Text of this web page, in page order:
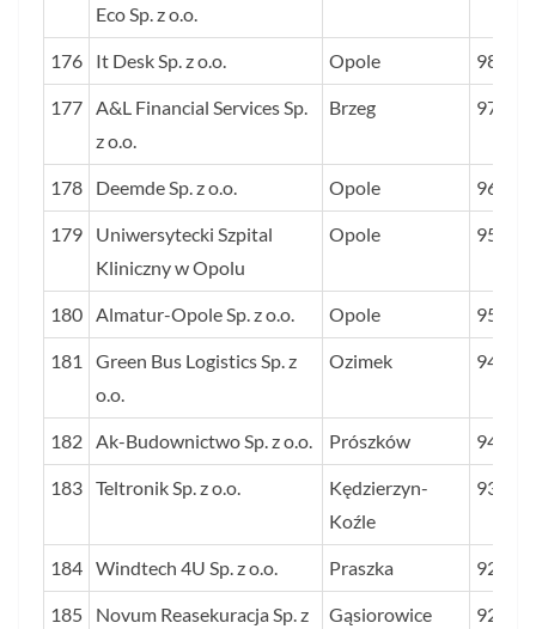
Eco Sp. z o.o.
176 It Desk Sp. z o.o. Opole 98
177
A&L Financial Services Sp.
z o.o.
Brzeg 97
178 Deemde Sp. z o.o. Opole 96
179
Uniwersytecki Szpital
Kliniczny w Opolu
Opole 95
180 Almatur-Opole Sp. z o.o. Opole 95
181
Green Bus Logistics Sp. z
o.o.
Ozimek 94
182 Ak-Budownictwo Sp. z o.o. Prószków 94
183 Teltronik Sp. z o.o.
Kędzierzyn-
Koźle
93
184 Windtech 4U Sp. z o.o. Praszka 92
185
Novum Reasekuracja Sp. z
Gąsiorowice 92